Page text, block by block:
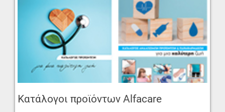
Κατάλογοι προϊόντων Alfacare